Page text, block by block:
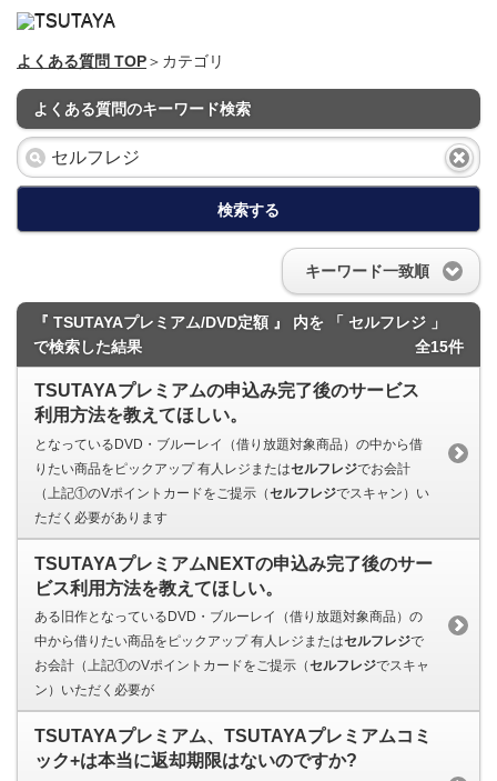
よくある質問 TOP＞カテゴリ
よくある質問のキーワード検索
検索する
キーワード一致順
『 TSUTAYAプレミアム/DVD定額 』 内を 「 セルフレジ 」
で検索した結果
全15件
TSUTAYAプレミアムの申込み完了後のサービス
利用方法を教えてほしい。
となっているDVD・ブルーレイ（借り放題対象商品）の中から借
りたい商品をピックアップ 有人レジまたはセルフレジでお会計
（上記①のVポイントカードをご提示（セルフレジでスキャン）い
ただく必要があります
TSUTAYAプレミアムNEXTの申込み完了後のサー
ビス利用方法を教えてほしい。
ある旧作となっているDVD・ブルーレイ（借り放題対象商品）の
中から借りたい商品をピックアップ 有人レジまたはセルフレジで
お会計（上記①のVポイントカードをご提示（セルフレジでスキャ
ン）いただく必要が
TSUTAYAプレミアム、TSUTAYAプレミアムコミ
ック+は本当に返却期限はないのですか?